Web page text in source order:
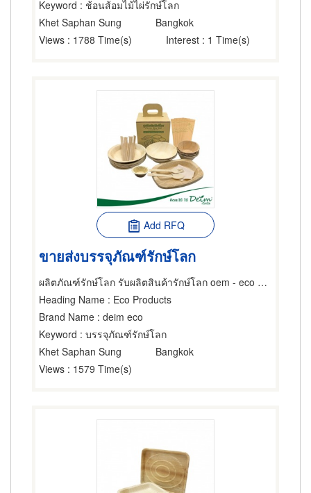
Keyword : ช้อนส้อมไม้ไผ่รักษ์โลก
Khet Saphan Sung
Bangkok
Views : 1788 Time(s) Interest : 1 Time(s)
Add RFQ
ขายส่งบรรจุภัณฑ์รักษ์โลก
ผลิตภัณฑ์รักษ์โลก รับผลิตสินค้ารักษ์โลก oem - eco product
Heading Name : Eco Products
Brand Name : deim eco
Keyword : บรรจุภัณฑ์รักษ์โลก
Khet Saphan Sung
Bangkok
Views : 1579 Time(s)